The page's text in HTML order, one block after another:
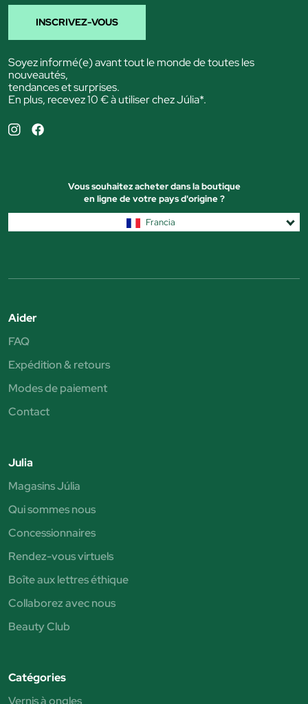
INSCRIVEZ-VOUS
Soyez informé(e) avant tout le monde de toutes les
nouveautés,
tendances et surprises.
En plus, recevez 10 € à utiliser chez Júlia*.
Vous souhaitez acheter dans la boutique
en ligne de votre pays d'origine ?
Francia
Aider
FAQ
Expédition & retours
Modes de paiement
Contact
Julia
Magasins Júlia
Qui sommes nous
Concessionnaires
Rendez-vous virtuels
Boîte aux lettres éthique
Collaborez avec nous
Beauty Club
Catégories
Vernis à ongles